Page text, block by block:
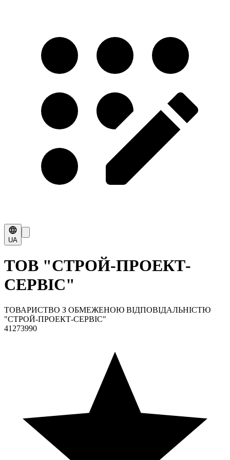
UA
ТОВ "СТРОЙ-ПРОЕКТ-
СЕРВІС"
ТОВАРИСТВО З ОБМЕЖЕНОЮ ВІДПОВІДАЛЬНІСТЮ
"СТРОЙ-ПРОЕКТ-СЕРВІС"
41273990